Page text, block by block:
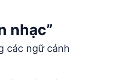
nhạc”
các ngữ cảnh